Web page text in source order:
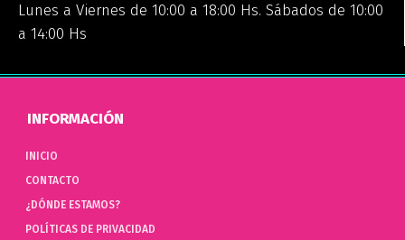
Lunes a Viernes de 10:00 a 18:00 Hs. Sábados de 10:00
a 14:00 Hs
INFORMACIÓN
INICIO
CONTACTO
¿DÓNDE ESTAMOS?
POLÍTICAS DE PRIVACIDAD